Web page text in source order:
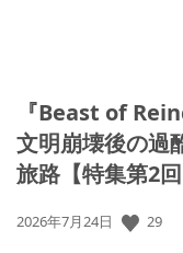
『Beast of
文明崩壊後の過
旅路【特集第2回
公
2026年7月24日 29